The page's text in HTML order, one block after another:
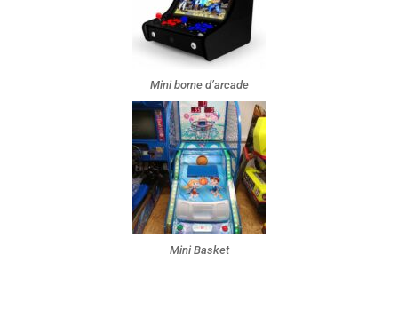
Mini borne d’arcade
Mini Basket